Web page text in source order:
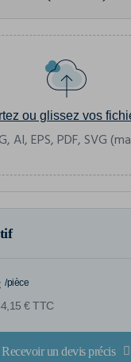
ou glissez vos
AI, EPS, PDF, SVG
/pièce
€ TTC
Recevoir un devis précis